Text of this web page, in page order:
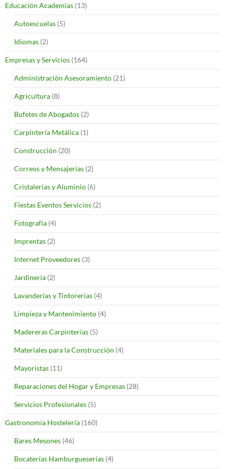
Educación Academias (13)
Autoescuelas (5)
Idiomas (2)
Empresas y Servicios (164)
Administración Asesoramiento (21)
Agricultura (8)
Bufetes de Abogados (2)
Carpintería Metálica (1)
Construcción (20)
Correos y Mensajerías (2)
Cristalerías y Aluminio (6)
Fiestas Eventos Servicios (2)
Fotografía (4)
Imprentas (2)
Internet Proveedores (3)
Jardinería (2)
Lavanderías y Tintorerías (4)
Limpieza y Mantenimiento (4)
Madereras Carpinterías (5)
Materiales para la Construcción (4)
Mayoristas (11)
Reparaciones del Hogar y Empresas (28)
Servicios Profesionales (5)
Gastronomía Hostelería (160)
Bares Mesones (46)
Bocaterías Hamburgueserías (4)